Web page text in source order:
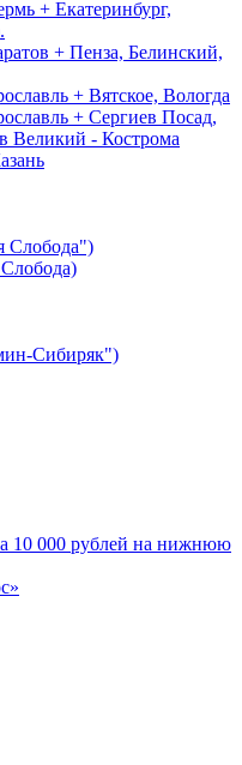
+ Екатеринбург,
+ Пенза, Белинский,
+ Вятское, Вологда
+ Сергиев Посад,
Великий - Кострома
Слобода")
Сибиряк")
10 000 рублей на нижнюю